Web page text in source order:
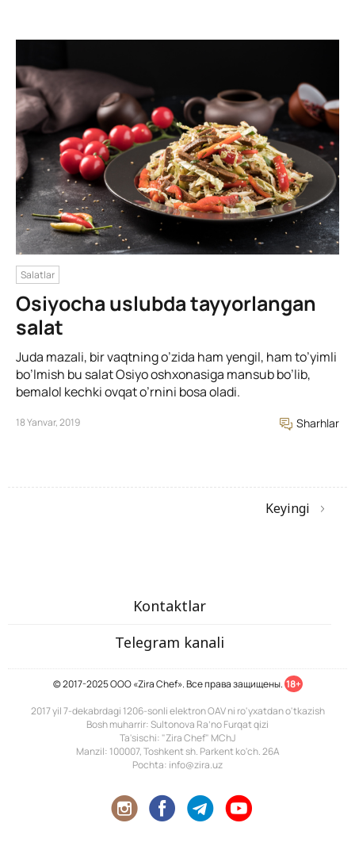
Salatlar
Osiyocha uslubda tayyorlangan
salat
Juda mazali, bir vaqtning o’zida ham yengil, ham to’yimli
bo’lmish bu salat Osiyo oshxonasiga mansub bo’lib,
bemalol kechki ovqat o’rnini bosa oladi.
18 Yanvar, 2019 Sharhlar
Keyingi
Kontaktlar
Telegram kanali
© 2017-2025 ООО «Zira Chef». Все права защищены. 18+
2017 yil 7-dekabrdagi 1206-sonli elektron OAV ni ro'yxatdan o'tkazish
Bosh muharrir: Sultonova Ra’no Furqat qizi
Ta'sischi: "Zira Chef" MChJ
Manzil: 100007, Toshkent sh. Parkent ko'ch. 26A
Pochta: info@zira.uz